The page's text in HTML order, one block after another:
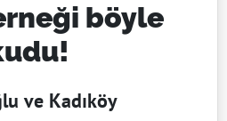
böyle
ve Kadıköy